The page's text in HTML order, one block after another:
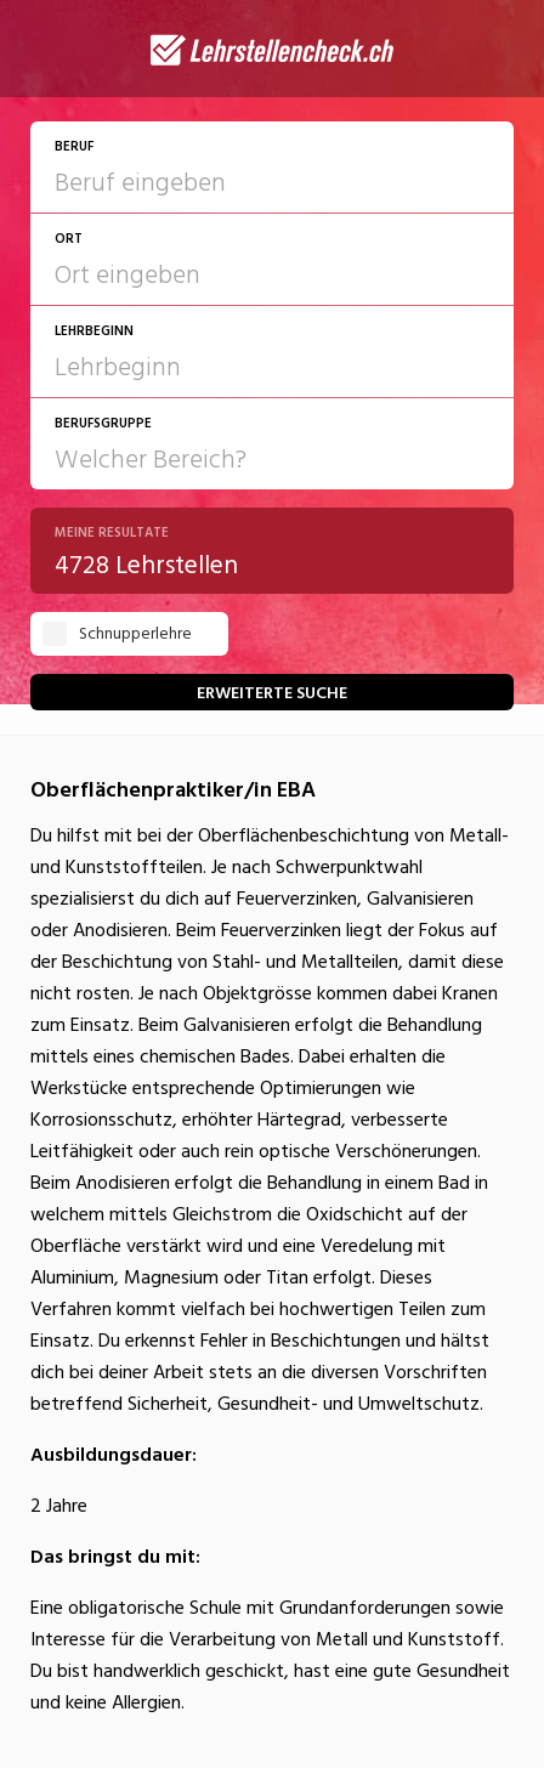
BERUF
ORT
LEHRBEGINN
2027
2028
BERUFSGRUPPE
Chemie/Pharma
Gastgewerbe
Gesundheit/Pflege/Soziales
Handwerk/Technik
Kultur
Nahrung
Natur
Verkehr/Logistik
Wirtschaft/Verwaltung
MEINE RESULTATE
4728 Lehrstellen
Schnupperlehre
ERWEITERTE SUCHE
Oberflächenpraktiker/in EBA
Du hilfst mit bei der Oberflächenbeschichtung von Metall-
und Kunststoffteilen. Je nach Schwerpunktwahl
spezialisierst du dich auf Feuerverzinken, Galvanisieren
oder Anodisieren. Beim Feuerverzinken liegt der Fokus auf
der Beschichtung von Stahl- und Metallteilen, damit diese
nicht rosten. Je nach Objektgrösse kommen dabei Kranen
zum Einsatz. Beim Galvanisieren erfolgt die Behandlung
mittels eines chemischen Bades. Dabei erhalten die
Werkstücke entsprechende Optimierungen wie
Korrosionsschutz, erhöhter Härtegrad, verbesserte
Leitfähigkeit oder auch rein optische Verschönerungen.
Beim Anodisieren erfolgt die Behandlung in einem Bad in
welchem mittels Gleichstrom die Oxidschicht auf der
Oberfläche verstärkt wird und eine Veredelung mit
Aluminium, Magnesium oder Titan erfolgt. Dieses
Verfahren kommt vielfach bei hochwertigen Teilen zum
Einsatz. Du erkennst Fehler in Beschichtungen und hältst
dich bei deiner Arbeit stets an die diversen Vorschriften
betreffend Sicherheit, Gesundheit- und Umweltschutz.
Ausbildungsdauer:
2 Jahre
Das bringst du mit:
Eine obligatorische Schule mit Grundanforderungen sowie
Interesse für die Verarbeitung von Metall und Kunststoff.
Du bist handwerklich geschickt, hast eine gute Gesundheit
und keine Allergien.